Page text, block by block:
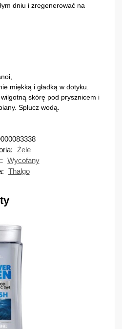
dniu i zregenerować na
miękką i gładką w dotyku.
wilgotną skórę pod prysznicem i
Spłucz wodą.
Żele
Wycofany
Thalgo